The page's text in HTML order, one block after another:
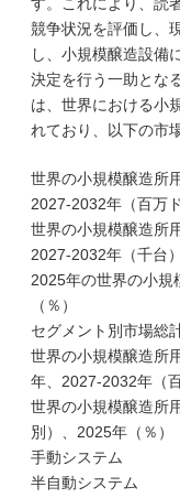
競争状況を評価し、
し、小規模醸造設備
決定を行う一助とな
は、世界における小
れており、以下の市
世界の小規模醸造所
2027-2032年（百万ド
世界の小規模醸造所
2027-2032年（千台）
2025年の世界の小規
（％）
セグメント別市場総
世界の小規模醸造所
年、2027-2032年（
世界の小規模醸造所
別）、2025年（％）
手動システム
半自動システム